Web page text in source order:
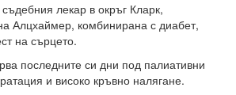
лекар в окръг Кларк,
Алцхаймер, комбинирана с диабет,
на сърцето.
последните си дни под палиативни
и високо кръвно налягане.